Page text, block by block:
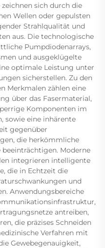
sich durch die
Wellen oder gepulsten
Strahlqualität und
aus. Die technologische
Pumpdiodenarrays,
und ausgeklügelte
optimale Leistung unter
sicherstellen. Zu den
Merkmalen zählen eine
über das Fasermaterial,
Komponenten im
sowie eine inhärente
gegenüber
die herkömmliche
beeinträchtigen. Moderne
integrieren intelligente
die in Echtzeit die
und
Anwendungsbereiche
antreiben,
die präzises Schneiden
Verfahren mit
Gewebegenauigkeit,